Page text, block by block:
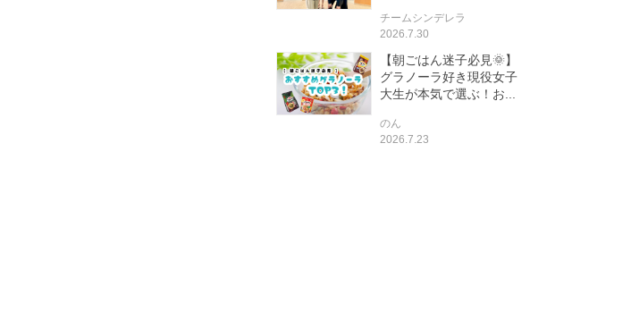
チームシンデレラ
2026.7.30
【朝ごはん迷子必見🌞】
グラノーラ好き現役女子
大生が本気で選ぶ！お...
のん
2026.7.23